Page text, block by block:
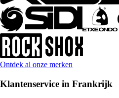
Ontdek al onze merken
Klantenservice in Frankrijk